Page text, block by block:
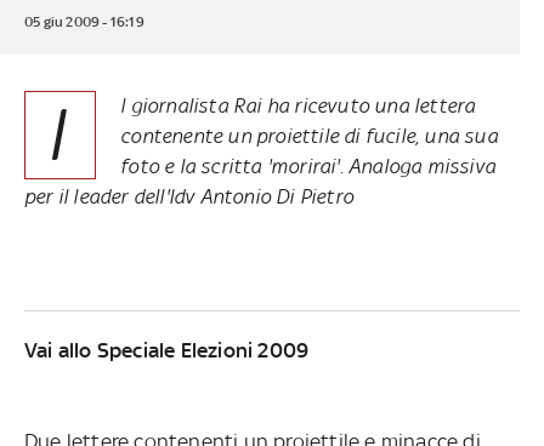
05 giu 2009 - 16:19
I
l giornalista Rai ha ricevuto una lettera
contenente un proiettile di fucile, una sua
foto e la scritta 'morirai'. Analoga missiva
per il leader dell'Idv Antonio Di Pietro
Vai allo Speciale Elezioni 2009
Due lettere contenenti un proiettile e minacce di